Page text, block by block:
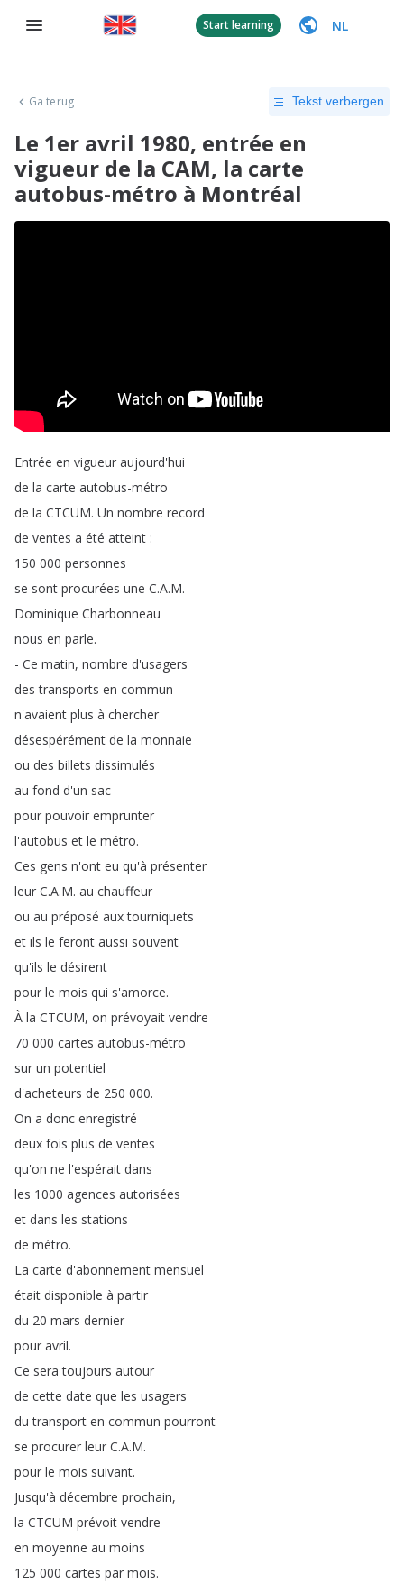
Start learning NL
Ga terug Tekst verbergen
Le 1er avril 1980, entrée en
vigueur de la CAM, la carte
autobus-métro à Montréal
Entrée en vigueur aujourd'hui
de la carte autobus-métro
de la CTCUM. Un nombre record
de ventes a été atteint :
150 000 personnes
se sont procurées une C.A.M.
Dominique Charbonneau
nous en parle.
- Ce matin, nombre d'usagers
des transports en commun
n'avaient plus à chercher
désespérément de la monnaie
ou des billets dissimulés
au fond d'un sac
pour pouvoir emprunter
l'autobus et le métro.
Ces gens n'ont eu qu'à présenter
leur C.A.M. au chauffeur
ou au préposé aux tourniquets
et ils le feront aussi souvent
qu'ils le désirent
pour le mois qui s'amorce.
À la CTCUM, on prévoyait vendre
70 000 cartes autobus-métro
sur un potentiel
d'acheteurs de 250 000.
On a donc enregistré
deux fois plus de ventes
qu'on ne l'espérait dans
les 1000 agences autorisées
et dans les stations
de métro.
La carte d'abonnement mensuel
était disponible à partir
du 20 mars dernier
pour avril.
Ce sera toujours autour
de cette date que les usagers
du transport en commun pourront
se procurer leur C.A.M.
pour le mois suivant.
Jusqu'à décembre prochain,
la CTCUM prévoit vendre
en moyenne au moins
125 000 cartes par mois.